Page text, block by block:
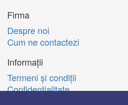
Firma
Despre noi
Cum ne contactezi
Informații
Termeni şi condiţii
Confidenţialitate